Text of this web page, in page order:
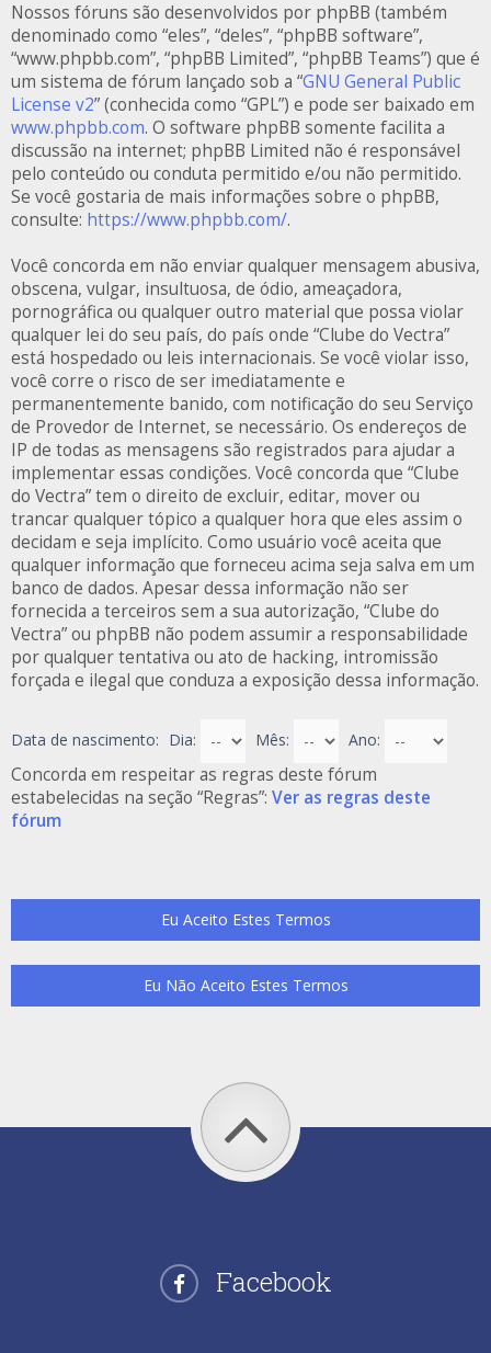
Nossos fóruns são desenvolvidos por phpBB (também
denominado como “eles”, “deles”, “phpBB software”,
“www.phpbb.com”, “phpBB Limited”, “phpBB Teams”) que é
um sistema de fórum lançado sob a “GNU General Public
License v2” (conhecida como “GPL”) e pode ser baixado em
www.phpbb.com. O software phpBB somente facilita a
discussão na internet; phpBB Limited não é responsável
pelo conteúdo ou conduta permitido e/ou não permitido.
Se você gostaria de mais informações sobre o phpBB,
consulte: https://www.phpbb.com/.
Você concorda em não enviar qualquer mensagem abusiva,
obscena, vulgar, insultuosa, de ódio, ameaçadora,
pornográfica ou qualquer outro material que possa violar
qualquer lei do seu país, do país onde “Clube do Vectra”
está hospedado ou leis internacionais. Se você violar isso,
você corre o risco de ser imediatamente e
permanentemente banido, com notificação do seu Serviço
de Provedor de Internet, se necessário. Os endereços de
IP de todas as mensagens são registrados para ajudar a
implementar essas condições. Você concorda que “Clube
do Vectra” tem o direito de excluir, editar, mover ou
trancar qualquer tópico a qualquer hora que eles assim o
decidam e seja implícito. Como usuário você aceita que
qualquer informação que forneceu acima seja salva em um
banco de dados. Apesar dessa informação não ser
fornecida a terceiros sem a sua autorização, “Clube do
Vectra” ou phpBB não podem assumir a responsabilidade
por qualquer tentativa ou ato de hacking, intromissão
forçada e ilegal que conduza a exposição dessa informação.
Data de nascimento: Dia: Mês: Ano:
Concorda em respeitar as regras deste fórum
estabelecidas na seção “Regras”: Ver as regras deste
fórum
Facebook